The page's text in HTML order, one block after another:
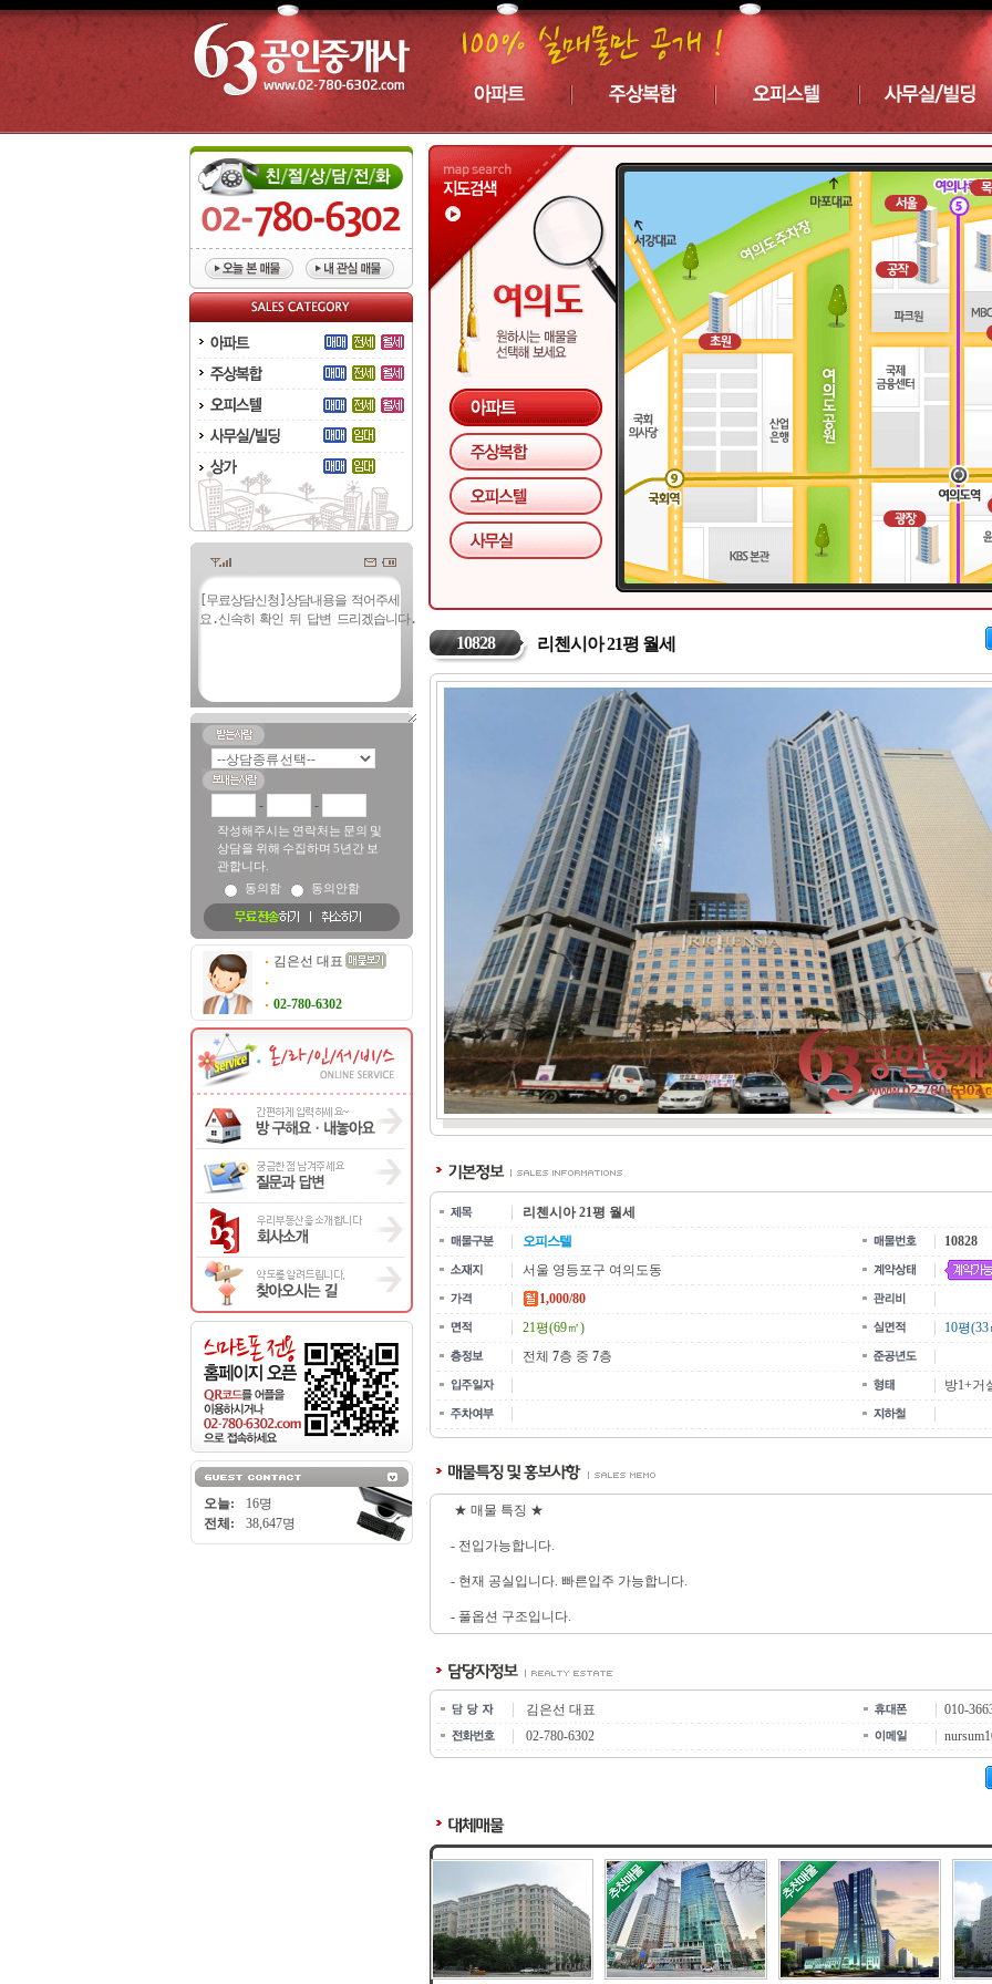
- -
작성해주시는 연락처는 문의 및
상담을 위해 수집하며 5년간 보
관합니다.
동의함
동의안함
김은선 대표
02-780-6302
오늘:
16명
전체:
38,647명
10828 리첸시아 21평 월세
리첸시아 21평 월세
오피스텔
10828
서울 영등포구 여의도동
1,000/80
21평(69㎡)
10평
전체 7층 중 7층
방1+거
★ 매물 특징 ★
- 전입가능합니다.
- 현재 공실입니다. 빠른입주 가능합니다.
- 풀옵션 구조입니다.
김은선 대표
010-
02-780-6302